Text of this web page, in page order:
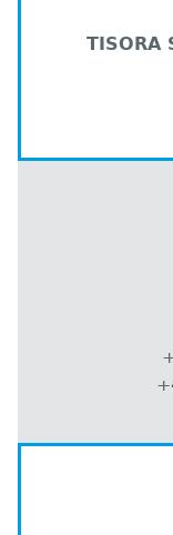
TISORA